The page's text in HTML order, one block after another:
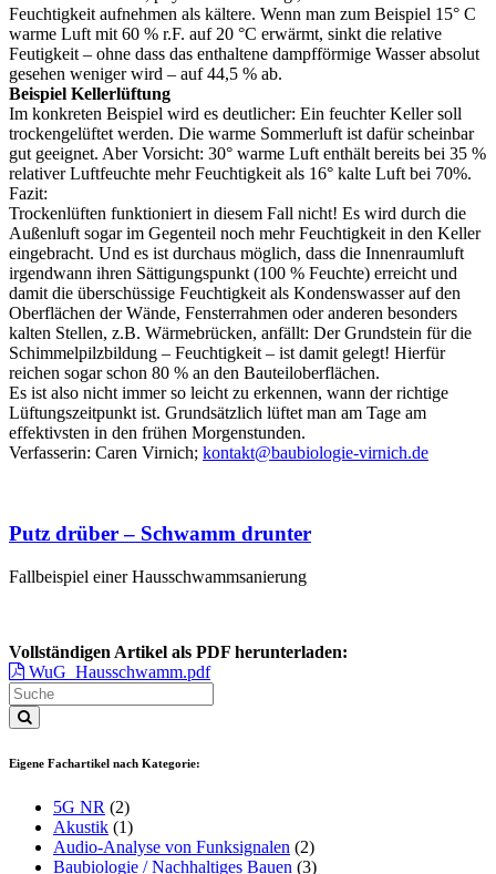
Feuchtigkeit aufnehmen als kältere. Wenn man zum Beispiel 15° C
warme Luft mit 60 % r.F. auf 20 °C erwärmt, sinkt die relative
Feutigkeit – ohne dass das enthaltene dampfförmige Wasser absolut
gesehen weniger wird – auf 44,5 % ab.
Beispiel Kellerlüftung
Im konkreten Beispiel wird es deutlicher: Ein feuchter Keller soll
trockengelüftet werden. Die warme Sommerluft ist dafür scheinbar
gut geeignet. Aber Vorsicht: 30° warme Luft enthält bereits bei 35 %
relativer Luftfeuchte mehr Feuchtigkeit als 16° kalte Luft bei 70%.
Fazit:
Trockenlüften funktioniert in diesem Fall nicht! Es wird durch die
Außenluft sogar im Gegenteil noch mehr Feuchtigkeit in den Keller
eingebracht. Und es ist durchaus möglich, dass die Innenraumluft
irgendwann ihren Sättigungspunkt (100 % Feuchte) erreicht und
damit die überschüssige Feuchtigkeit als Kondenswasser auf den
Oberflächen der Wände, Fensterrahmen oder anderen besonders
kalten Stellen, z.B. Wärmebrücken, anfällt: Der Grundstein für die
Schimmelpilzbildung – Feuchtigkeit – ist damit gelegt! Hierfür
reichen sogar schon 80 % an den Bauteiloberflächen.
Es ist also nicht immer so leicht zu erkennen, wann der richtige
Lüftungszeitpunkt ist. Grundsätzlich lüftet man am Tage am
effektivsten in den frühen Morgenstunden.
Verfasserin: Caren Virnich; kontakt@baubiologie-virnich.de
Putz drüber – Schwamm drunter
Fallbeispiel einer Hausschwammsanierung
Vollständigen Artikel als PDF herunterladen:
WuG_Hausschwamm.pdf
Eigene Fachartikel nach Kategorie:
5G NR (2)
Akustik (1)
Audio-Analyse von Funksignalen (2)
Baubiologie / Nachhaltiges Bauen (3)